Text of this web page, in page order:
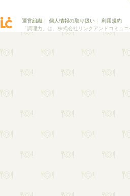
運営組織 個人情報の取り扱い
利用規約
「調理力」は、株式会社リンクアンドコミュ